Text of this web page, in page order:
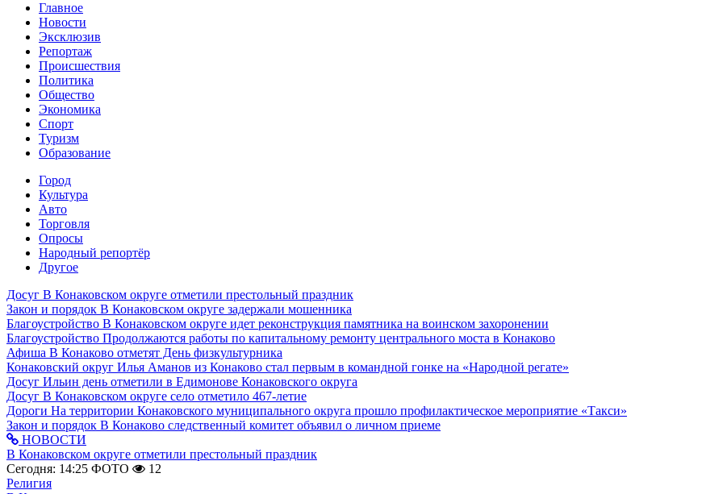
Главное
Новости
Эксклюзив
Репортаж
Происшествия
Политика
Общество
Экономика
Спорт
Туризм
Образование
Город
Культура
Авто
Торговля
Опросы
Народный репортёр
Другое
Досуг В Конаковском округе отметили престольный праздник
Закон и порядок В Конаковском округе задержали мошенника
Благоустройство В Конаковском округе идет реконструкция памятника на воинском захоронении
Благоустройство Продолжаются работы по капитальному ремонту центрального моста в Конаково
Афиша В Конаково отметят День физкультурника
Конаковский округ Илья Аманов из Конаково стал первым в командной гонке на «Народной регате»
Досуг Ильин день отметили в Едимонове Конаковского округа
Досуг В Конаковском округе село отметило 467-летие
Дороги На территории Конаковского муниципального округа прошло профилактическое мероприятие «Такси»
Закон и порядок В Конаково следственный комитет объявил о личном приеме
НОВОСТИ
В Конаковском округе отметили престольный праздник
Сегодня: 14:25 ФОТО
12
Религия